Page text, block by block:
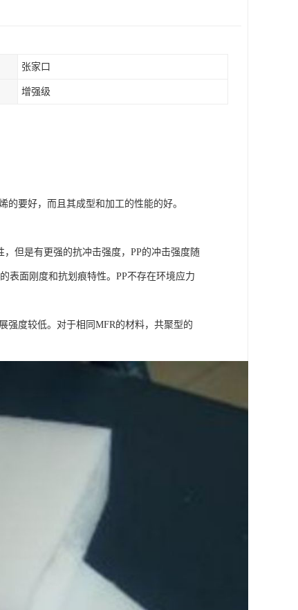
张家口
增强级
要好，而且其成型和加工的性能的好。
但是有更强的抗冲击强度，PP的冲击强度随
表面刚度和抗划痕特性。PP不存在环境应力
强度较低。对于相同MFR的材料，共聚型的